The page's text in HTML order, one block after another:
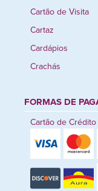
Cartão de Visita
Cartaz
Cardápios
Crachás
FORMAS DE
Cartão de Crédito